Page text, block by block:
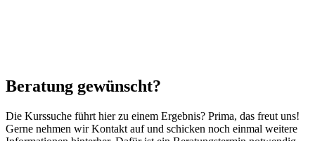
Beratung gewünscht?
Die Kurssuche führt hier zu einem Ergebnis? Prima, das freut uns!
Gerne nehmen wir Kontakt auf und schicken noch einmal weitere